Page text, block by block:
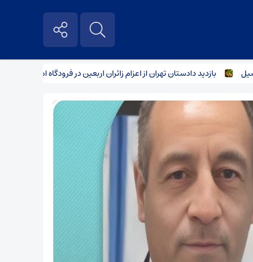
بازدید دادستان تهران از اعزام زائران اربعین در فرودگاه امام خمینی| ۳ سایت متخلف مسدود شد